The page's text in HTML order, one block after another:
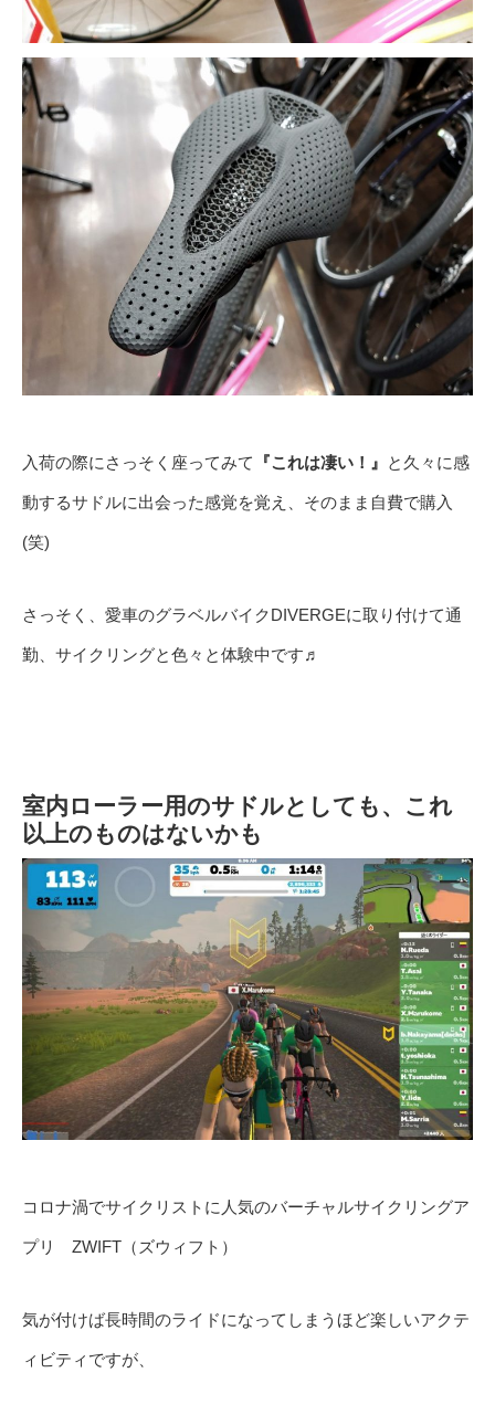
入荷の際にさっそく座ってみて 『これは凄い！』 と久々に感
動するサドルに出会った感覚を覚え、そのまま自費で購入
(笑)
さっそく、愛車のグラベルバイクDIVERGEに取り付けて通
勤、サイクリングと色々と体験中です♬
室内ローラー用のサドルとしても、これ
以上のものはないかも
コロナ渦でサイクリストに人気のバーチャルサイクリングア
プリ ZWIFT（ズウィフト）
気が付けば長時間のライドになってしまうほど楽しいアクテ
ィビティですが、